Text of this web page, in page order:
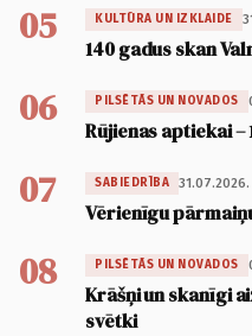
05 KULTŪRA UN IZKLAIDE
140 gadus skan
06 PILSĒTĀS UN NOVADOS
Rūjienas aptiekai –
07 SABIEDRĪBA 31.07.2026.
Vērienīgu
08 PILSĒTĀS UN NOVADOS
Krāšņi un skanīgi
svētki